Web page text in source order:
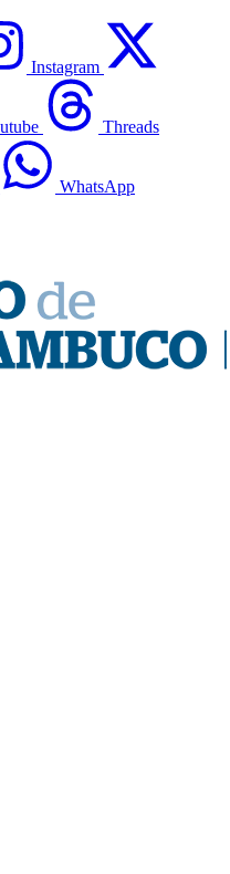
Instagram
Threads
WhatsApp